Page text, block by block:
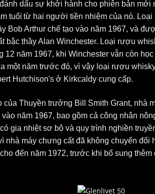
dấu sự khởi hành cho phiên bản mới
tuổi từ hai người tiền nhiệm của nó.
Bob Arthur chế tạo vào năm 1967, và
bậc thầy Alan Winchester. Loại rượu
12 năm 1967, khi Winchester vẫn còn
một năm trước đó, vì vậy loại rượu
Hutchison's ở Kirkcaldy cung cấp.
Thuyền trưởng Bill Smith Grant, nhà
năm 1967, bao gồm cả công nhân
gia nhiệt sơ bộ và quy trình nghiền
nhà máy chưng cất đã không chuyển đổi
đến năm 1972, trước khi bổ sung